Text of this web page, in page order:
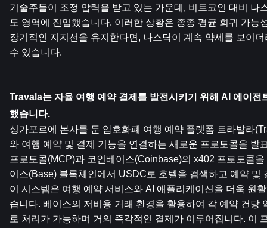
기술주들이 조정 압력을 받고 있는 가운데, 비트코인 ​​대비 나
도 영역에 진입했습니다. 이러한 상황은 종종 평균 회귀 가능
장기적인 지지선을 유지한다면, 나스닥이 계속 약세를 보이
수 있습니다.
Travala는 자율 여행 예약 결제를 발전시키기 위해 AI 에이전
했습니다.
싱가포르에 본사를 둔 암호화폐 여행 예약 플랫폼 트라발라
와 여행 예약 및 결제 기능을 연결하는 새로운 프로토콜을 발
프로토콜(MCP)과 코인베이스(Coinbase)의 x402 프로토콜
이스(Base) 블록체인에서 USDC로 호텔을 검색하고 예약 및
이 시스템은 여행 예약 서비스와 AI 애플리케이션을 더욱 원
습니다. 베이스의 저비용 거래 환경을 활용하여 각 예약 건당
로 처리가 가능하며 거의 즉각적인 결제가 이루어집니다. 이